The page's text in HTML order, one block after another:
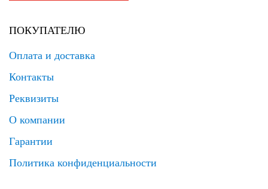
ПОКУПАТЕЛЮ
Оплата и доставка
Контакты
Реквизиты
О компании
Гарантии
Политика конфиденциальности